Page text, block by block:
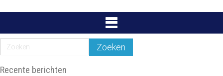
Recente berichten